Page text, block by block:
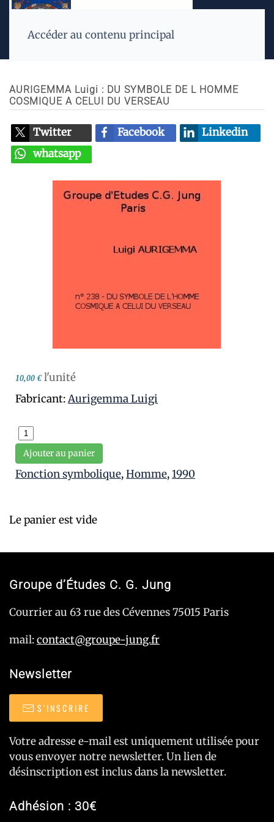
Accéder au contenu principal
AURIGEMMA Luigi : DU SYMBOLE DE L HOMME
COSMIQUE A CELUI DU VERSEAU
Twitter Facebook
Linkedin
whatsapp
10,00 € l'unité
Fabricant:Aurigemma Luigi
Ajouter au panier
Fonction symbolique,Homme,1990
Le panier est vide
Groupe d’Études C. G. Jung
Courrier au 63 rue des Cévennes 75015 Paris
mail:contact@groupe-jung.fr
Newsletter
S'INSCRIRE
Votre adresse e-mail est uniquement utilisée pour
vous envoyer notre newsletter. Un lien de
désinscription est inclus dans la newsletter.
Adhésion : 30€